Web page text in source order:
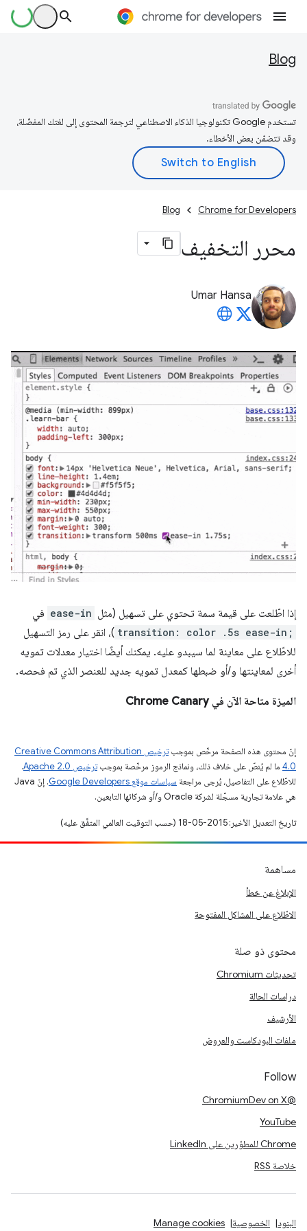
Blog
تستخدم Google تكنولوجيا الذكاء الاصطناعي لترجمة المحتوى إلى لغتك المفضّلة،
وقد تتضمّن بعض الأخطاء.
Chrome for Developers
Blog
محرر التخفيف
Umar Hansa
إذا اطّلعت على قيمة سمة تحتوي على تسهيل (مثل ease-in في
transition: color .5s ease-in; )، انقر على رمز التسهيل
للاطّلاع على معاينة لما سيبدو عليه. يمكنك أيضًا اختيار معدلات تمويه
أخرى لمعاينتها و/أو ضبطها كمعدل تمويه جديد للعنصر الذي تم فحصه.
الميزة متاحة الآن في Chrome Canary
إنّ محتوى هذه الصفحة مرخّص بموجب
ترخيص Creative Commons Attribution
4.0‏ ما لم يُنصّ على خلاف ذلك، ونماذج الرموز مرخّصة بموجبترخيص Apache 2.0‏
.
للاطّلاع على التفاصيل، يُرجى مراجعة سياسات موقع Google Developers‏
. إنّ Java
هي علامة تجارية مسجَّلة لشركة Oracle و/أو شركائها التابعين.
تاريخ التعديل الأخير: 2015-05-18 (حسب التوقيت العالمي المتفَّق عليه)
مساهمة
الإبلاغ عن خطأ
الاطّلاع على المشاكل المفتوحة
محتوى ذو صلة
تحديثات Chromium
دراسات الحالة
الأرشيف
ملفات البودكاست والعروض
Follow
@ChromiumDev on X
YouTube
Chrome للمطوّرين على LinkedIn
خلاصة RSS
البنود الخصوصية Manage cookies